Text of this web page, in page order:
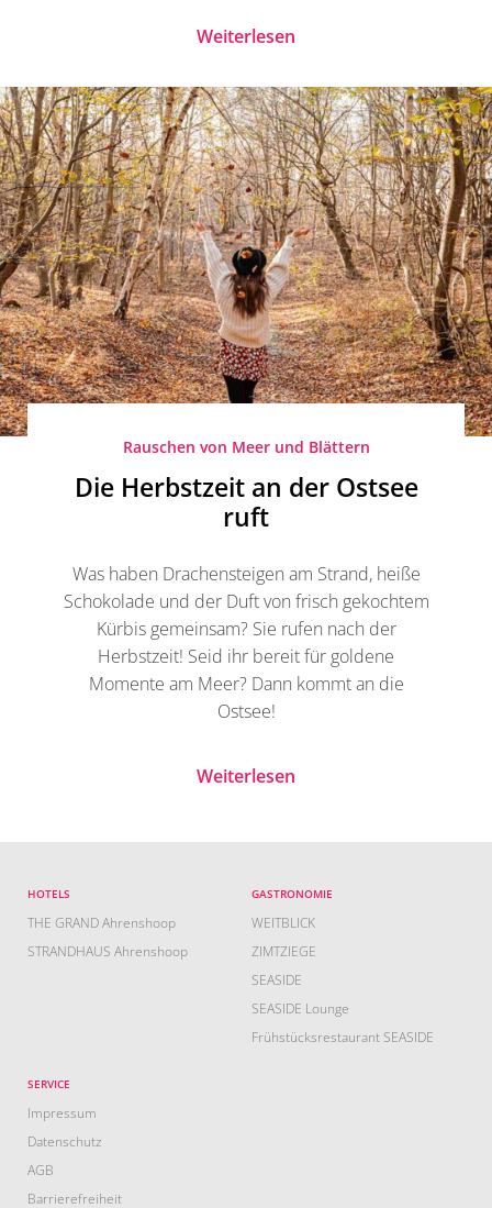
Weiterlesen
Rauschen von Meer und Blättern
Die Herbstzeit an der Ostsee
ruft
Was haben Drachensteigen am Strand, heiße
Schokolade und der Duft von frisch gekochtem
Kürbis gemeinsam? Sie rufen nach der
Herbstzeit! Seid ihr bereit für goldene
Momente am Meer? Dann kommt an die
Ostsee!
Weiterlesen
HOTELS
THE GRAND Ahrenshoop
STRANDHAUS Ahrenshoop
GASTRONOMIE
WEITBLICK
ZIMTZIEGE
SEASIDE
SEASIDE Lounge
Frühstücksrestaurant SEASIDE
SERVICE
Impressum
Datenschutz
AGB
Barrierefreiheit